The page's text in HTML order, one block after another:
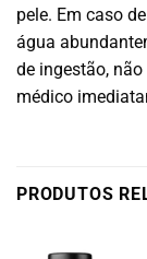
pele. Em caso
água
de ingestão,
médico
PRODUTOS